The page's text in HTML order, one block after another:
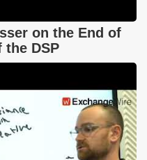
on the End of
the DSP